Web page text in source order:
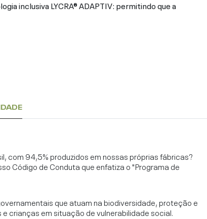
inclusiva LYCRA® ADAPTIV: permitindo que a
com 94,5% produzidos em nossas próprias fábricas?
Código de Conduta que enfatiza o "Programa de
que atuam na biodiversidade, proteção e
crianças em situação de vulnerabilidade social.